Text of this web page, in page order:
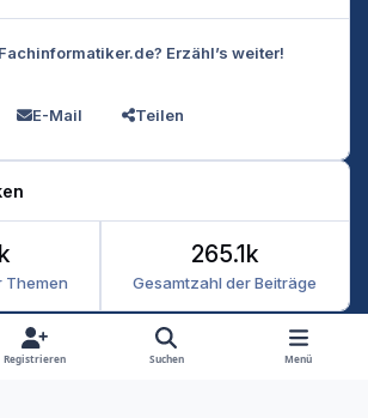
Erzähl’s weiter!
E-Mail Teilen
Themen Gesamtzahl der Beiträge
265.1k
Registrieren Suchen Menü